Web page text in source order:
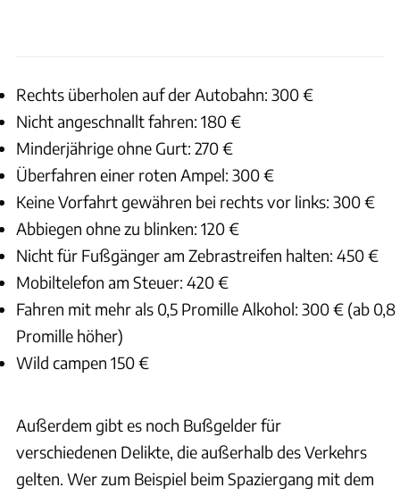
Rechts überholen auf der Autobahn: 300 €
Nicht angeschnallt fahren: 180 €
Minderjährige ohne Gurt: 270 €
Überfahren einer roten Ampel: 300 €
Keine Vorfahrt gewähren bei rechts vor links: 300 €
Abbiegen ohne zu blinken: 120 €
Nicht für Fußgänger am Zebrastreifen halten: 450 €
Mobiltelefon am Steuer: 420 €
Fahren mit mehr als 0,5 Promille Alkohol: 300 € (ab 0,8
Promille höher)
Wild campen 150 €
Außerdem gibt es noch Bußgelder für
verschiedenen Delikte, die außerhalb des Verkehrs
gelten. Wer zum Beispiel beim Spaziergang mit dem